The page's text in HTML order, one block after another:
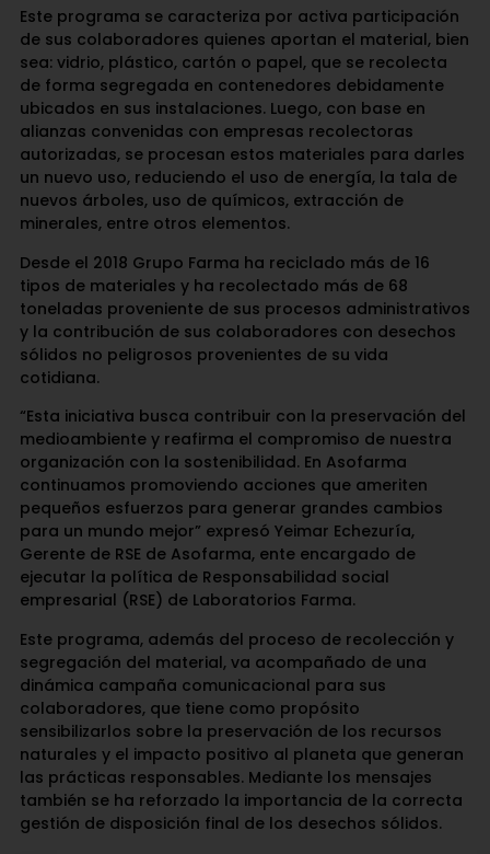
Este programa se caracteriza por activa participación
de sus colaboradores quienes aportan el material, bien
sea: vidrio, plástico, cartón o papel, que se recolecta
de forma segregada en contenedores debidamente
ubicados en sus instalaciones. Luego, con base en
alianzas convenidas con empresas recolectoras
autorizadas, se procesan estos materiales para darles
un nuevo uso, reduciendo el uso de energía, la tala de
nuevos árboles, uso de químicos, extracción de
minerales, entre otros elementos.
Desde el 2018 Grupo Farma ha reciclado más de 16
tipos de materiales y ha recolectado más de 68
toneladas proveniente de sus procesos administrativos
y la contribución de sus colaboradores con desechos
sólidos no peligrosos provenientes de su vida
cotidiana.
“Esta iniciativa busca contribuir con la preservación del
medioambiente y reafirma el compromiso de nuestra
organización con la sostenibilidad. En Asofarma
continuamos promoviendo acciones que ameriten
pequeños esfuerzos para generar grandes cambios
para un mundo mejor” expresó Yeimar Echezuría,
Gerente de RSE de Asofarma, ente encargado de
ejecutar la política de Responsabilidad social
empresarial (RSE) de Laboratorios Farma.
Este programa, además del proceso de recolección y
segregación del material, va acompañado de una
dinámica campaña comunicacional para sus
colaboradores, que tiene como propósito
sensibilizarlos sobre la preservación de los recursos
naturales y el impacto positivo al planeta que generan
las prácticas responsables. Mediante los mensajes
también se ha reforzado la importancia de la correcta
gestión de disposición final de los desechos sólidos.